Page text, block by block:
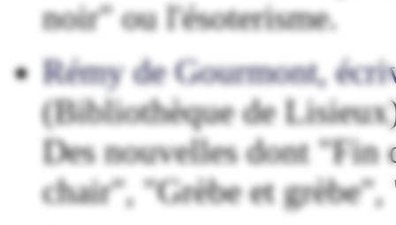
noir" ou l'ésoterisme.
Rémy de Gourmont,
(Bibliothèque de
Des nouvelles dont "Fin
chair", "Grèbe et